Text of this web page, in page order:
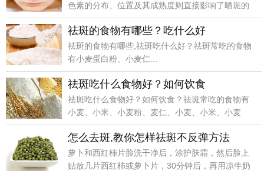
色素的分布、位置及其成熟度则直接影响了晒斑的
数量和深浅度
祛斑的食物有哪些？吃什么好
祛斑的食物有哪些,祛斑吃什么好？祛斑常吃的食物
有小麦蛋白粉、小麦仁...
祛斑吃什么食物好？如何饮食
祛斑吃什么食物好？如何饮食？祛斑常吃的食物有
小麦、小米、小麦粉、麦仁、小麦、小米、小麦
粉、麦仁...
怎么去斑,教你怎样祛斑不反弹方法
萝卜和西红柿片脸洗干净后，涂护肤霜，然后脸上
贴放几片西红柿或萝卜片，30分钟后，再用凉牛奶